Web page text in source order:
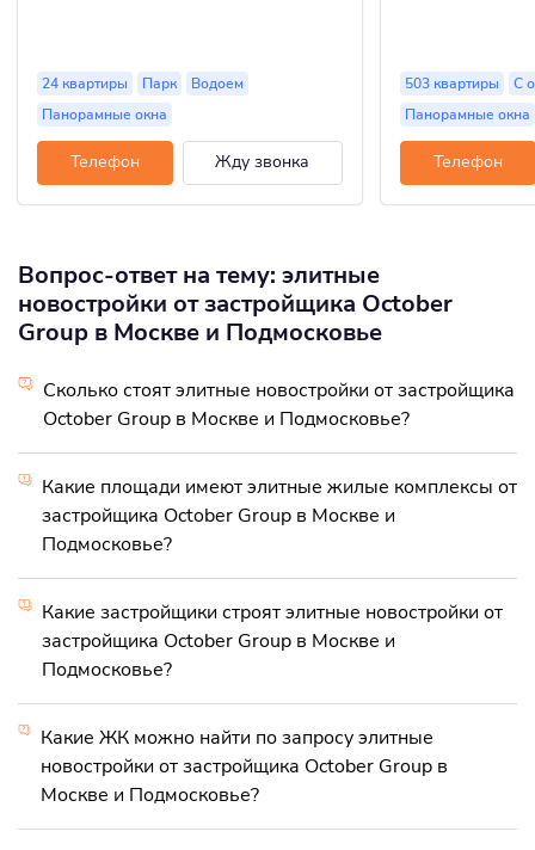
24 квартиры Парк
Водоем
Панорамные окна
Телефон Жду звонка
503 квартиры
С
Панорамные окна
Телефон
Вопрос-ответ на тему: элитные
новостройки от застройщика October
Group в Москве и Подмосковье
Сколько стоят элитные новостройки от застройщика
October Group в Москве и Подмосковье?
Какие площади имеют элитные жилые комплексы от
застройщика October Group в Москве и
Подмосковье?
Какие застройщики строят элитные новостройки от
застройщика October Group в Москве и
Подмосковье?
Какие ЖК можно найти по запросу элитные
новостройки от застройщика October Group в
Москве и Подмосковье?